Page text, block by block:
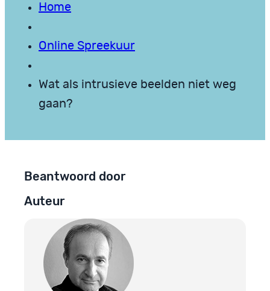
Home
Online Spreekuur
Wat als intrusieve beelden niet weg
gaan?
Beantwoord door
Auteur